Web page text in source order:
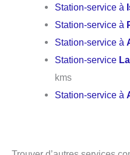
Station-service à
Station-service à
Station-service à
Station-service
kms
Station-service à